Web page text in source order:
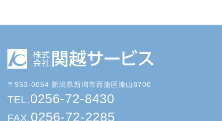
〒953-0054 新潟県新潟市西蒲区漆山8700
TEL.0256-72-8430
FAX.0256-72-2285